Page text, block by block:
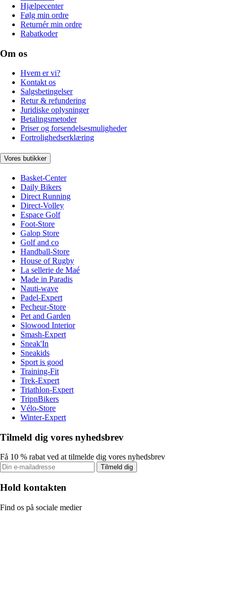
Hjælpecenter
Følg min ordre
Returnér min ordre
Rabatkoder
Om os
Hvem er vi?
Kontakt os
Salgsbetingelser
Retur & refundering
Juridiske oplysninger
Betalingsmetoder
Priser og forsendelsesmuligheder
Fortrolighedserklæring
Vores butikker
Basket-Center
Daily Bikers
Direct Running
Direct-Volley
Espace Golf
Foot-Store
Galop Store
Golf and co
Handball-Store
House of Rugby
La sellerie de Maé
Made in Paradis
Nauti-wave
Padel-Expert
Pecheur-Store
Pet and Garden
Slowood Interior
Smash-Expert
Sneak'In
Sneakids
Sport is good
Training-Fit
Trek-Expert
Triathlon-Expert
TripnBikers
Vélo-Store
Winter-Expert
Tilmeld dig vores nyhedsbrev
Få 10 % rabat ved at tilmelde dig vores nyhedsbrev
Tilmeld dig
Hold kontakten
Find os på sociale medier